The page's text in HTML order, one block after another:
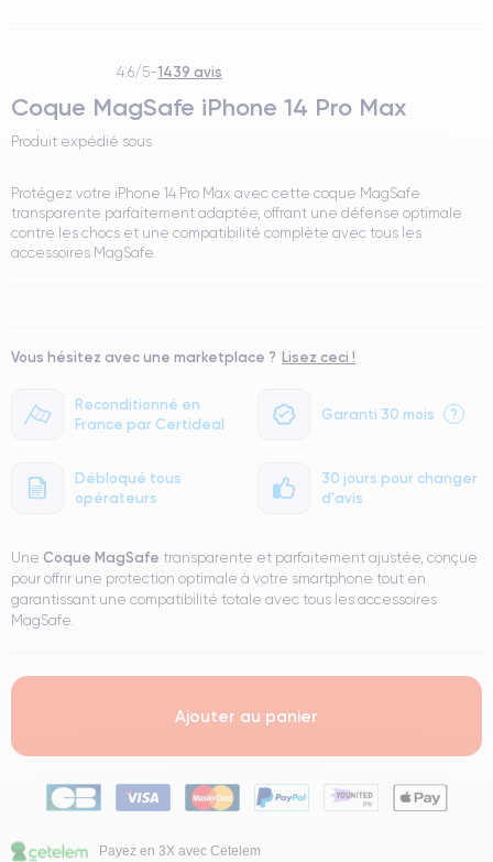
4.6/5-1439 avis
Coque MagSafe iPhone 14 Pro Max
Produit expédié sous
Protégez votre iPhone 14 Pro Max avec cette coque MagSafe
transparente parfaitement adaptée, offrant une défense optimale
contre les chocs et une compatibilité complète avec tous les
accessoires MagSafe.
Reconditionné en
France par Certideal
Garanti 30 mois ?
Débloqué tous
opérateurs
30 jours pour changer
d'avis
Vous hésitez avec une marketplace ? Lisez ceci !
Une Coque MagSafe transparente et parfaitement ajustée, conçue
pour offrir une protection optimale à votre smartphone tout en
garantissant une compatibilité totale avec tous les accessoires
MagSafe.
Ajouter au panier
Payez en 3X avec Cetelem